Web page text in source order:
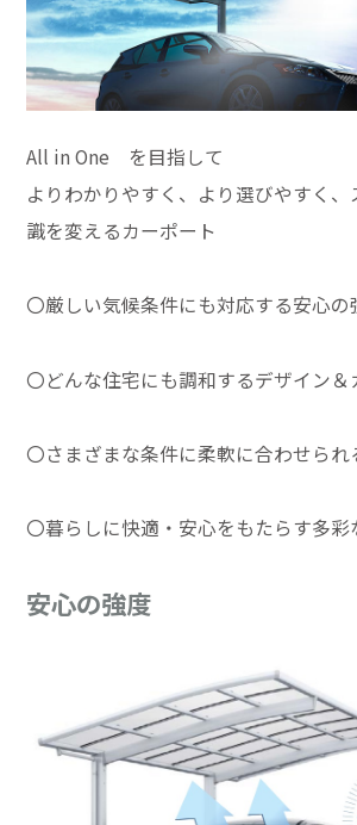
All in One を目指して
よりわかりやすく、より選びやすく
識を変えるカーポート
〇厳しい気候条件にも対応する安心の
〇どんな住宅にも調和するデザイン＆
〇さまざまな条件に柔軟に合わせられ
〇暮らしに快適・安心をもたらす多彩
安心の強度